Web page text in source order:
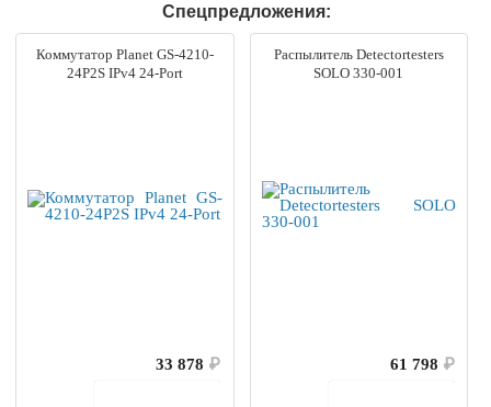
Спецпредложения:
Коммутатор Planet GS-4210-
24P2S IPv4 24-Port
33 878 ₽
Распылитель Detectortesters
SOLO 330-001
61 798 ₽